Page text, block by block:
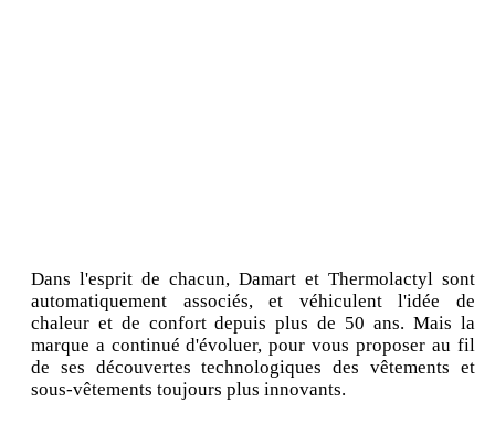
Dans l'esprit de chacun, Damart et Thermolactyl sont
automatiquement associés, et véhiculent l'idée de
chaleur et de confort depuis plus de 50 ans. Mais la
marque a continué d'évoluer, pour vous proposer au fil
de ses découvertes technologiques des vêtements et
sous-vêtements toujours plus innovants.